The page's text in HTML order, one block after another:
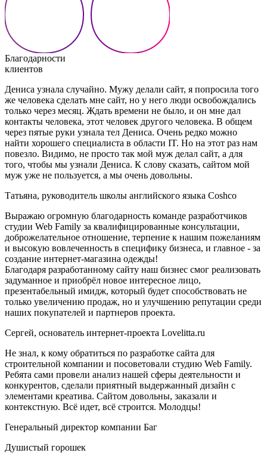
Благодарности
клиентов
Дениса узнала случайно. Мужу делали сайт, я попросила того
же человека сделать мне сайт, но у него люди освобождались
только через месяц. Ждать времени не было, и он мне дал
контакты человека, этот человек другого человека. В общем
через пятые руки узнала тел Дениса. Очень редко можно
найти хорошего специалиста в области IT. Но на этот раз нам
повезло. Видимо, не просто так мой муж делал сайт, а для
того, чтобы мы узнали Дениса. К слову сказать, сайтом мой
муж уже не пользуется, а мы очень довольны.
Татьяна, руководитель школы английского языка Coshco
Выражаю огромную благодарность команде разработчиков
студии Web Family за квалифицированные консультации,
доброжелательное отношение, терпение к нашим пожеланиям
и высокую вовлеченность в специфику бизнеса, и главное - за
создание интернет-магазина одежды!
Благодаря разработанному сайту наш бизнес смог реализовать
задуманное и приобрёл новое интересное лицо,
презентабельный имидж, который будет способствовать не
только увеличению продаж, но и улучшению репутации среди
наших покупателей и партнеров проекта.
Сергей, основатель интернет-проекта Lovelitta.ru
Не знал, к кому обратиться по разработке сайта для
строительной компании и посоветовали студию Web Family.
Ребята сами провели анализ нашей сферы деятельности и
конкурентов, сделали приятный выдержанный дизайн с
элементами креатива. Сайтом довольны, заказали и
контекстную. Всё идет, всё строится. Молодцы!
Генеральный директор компании Баг
Душистый горошек